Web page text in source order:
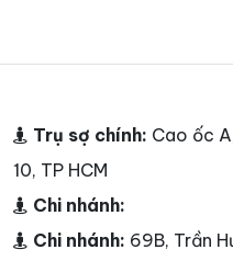
Trụ sợ chính: Cao ốc
10, TP HCM
Chi nhánh:
Chi nhánh: 69B, Trần